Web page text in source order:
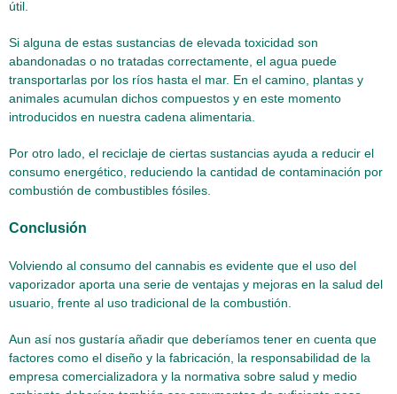
útil.
Si alguna de estas sustancias de elevada toxicidad son
abandonadas o no tratadas correctamente, el agua puede
transportarlas por los ríos hasta el mar. En el camino, plantas y
animales acumulan dichos compuestos y en este momento
introducidos en nuestra cadena alimentaria.
Por otro lado, el reciclaje de ciertas sustancias ayuda a reducir el
consumo energético, reduciendo la cantidad de contaminación por
combustión de combustibles fósiles.
Conclusión
Volviendo al consumo del cannabis es evidente que el uso del
vaporizador aporta una serie de ventajas y mejoras en la salud del
usuario, frente al uso tradicional de la combustión.
Aun así nos gustaría añadir que deberíamos tener en cuenta que
factores como el diseño y la fabricación, la responsabilidad de la
empresa comercializadora y la normativa sobre salud y medio